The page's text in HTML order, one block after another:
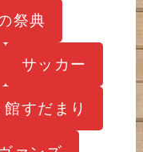
祭典
サッカー
すだまり